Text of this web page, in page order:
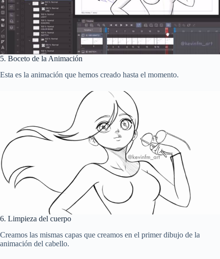
5. Boceto de la Animación
Esta es la animación que hemos creado hasta el momento.
6. Limpieza del cuerpo
Creamos las mismas capas que creamos en el primer dibujo de la
animación del cabello.